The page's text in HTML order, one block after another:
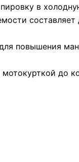
в
повышения
до